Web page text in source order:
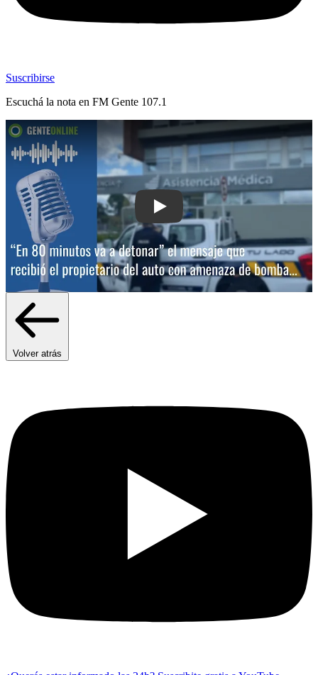
Suscribirse
Escuchá la nota en FM Gente 107.1
Play: “En 80 minutos va a detonar”:
Volver atrás